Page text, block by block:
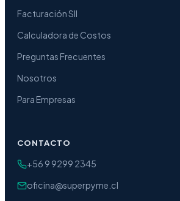
Facturación SII
Calculadora de Costos
Preguntas Frecuentes
Nosotros
Para Empresas
CONTACTO
+56 9 9299 2345
oficina@superpyme.cl